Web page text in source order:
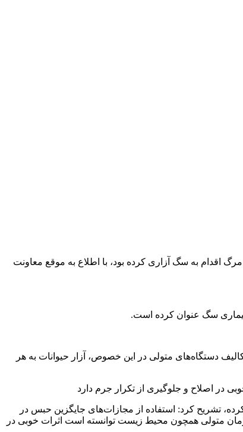
اقدام به سگ آزاری کرده بود، با اطلاع به موقع معاونت
سگ عنوان کرده است.
دستگاه‌های متولی در این خصوص، آزار حیوانات به هر
در اصلاح و جلوگیری از تکرار جرم دارد
تشریح کرد: استفاده از مجازات‌های جایگزین حبس در
متولی همچون محیط زیست توانسته است اثرات خوبی در